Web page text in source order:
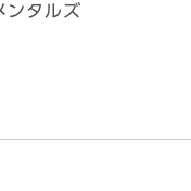
ンタルズ